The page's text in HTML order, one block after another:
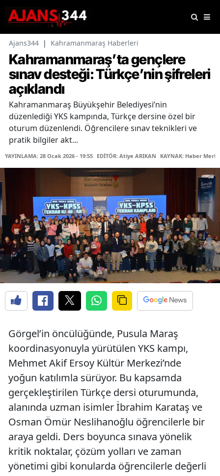
Ajans344 | Kahramanmaraş Haberleri
Kahramanmaraş’ta gençlere
sınav desteği: Türkçe’nin şifreleri
açıklandı
Kahramanmaraş Büyükşehir Belediyesi’nin
düzenlediği YKS kampında, Türkçe dersine özel bir
oturum düzenlendi. Öğrencilere sınav teknikleri ve
pratik bilgiler akt...
YAYINLAMA: 28 Ocak 2026 - 19:55 EDİTÖR: Atiye ARIKAN KAYNAK: Haber
Görgel’in öncülüğünde, Pusula Maraş
koordinasyonuyla yürütülen YKS kampı,
Mehmet Akif Ersoy Kültür Merkezi’nde
yoğun katılımla sürüyor. Bu kapsamda
gerçekleştirilen Türkçe dersi oturumunda,
alanında uzman isimler İbrahim Karataş ve
Osman Ömür Neslihanoğlu öğrencilerle bir
araya geldi. Ders boyunca sınava yönelik
kritik noktalar, çözüm yolları ve zaman
yönetimi gibi konularda öğrencilerle değerli